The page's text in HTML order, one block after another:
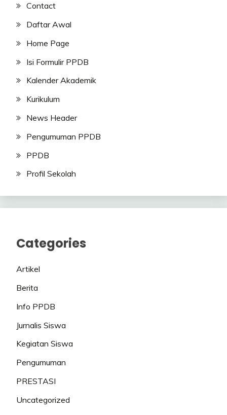
Contact
Daftar Awal
Home Page
Isi Formulir PPDB
Kalender Akademik
Kurikulum
News Header
Pengumuman PPDB
PPDB
Profil Sekolah
Categories
Artikel
Berita
Info PPDB
Jurnalis Siswa
Kegiatan Siswa
Pengumuman
PRESTASI
Uncategorized